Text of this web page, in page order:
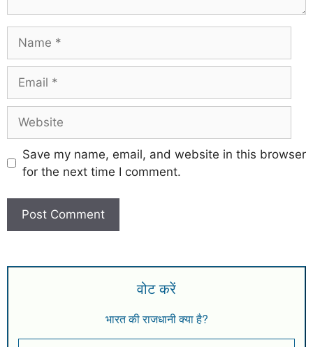
Save my name, email, and website in this browser
for the next time I comment.
वोट करें
भारत की राजधानी क्या है?